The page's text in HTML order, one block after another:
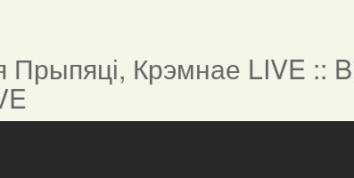
Крэмнае LIVE ::